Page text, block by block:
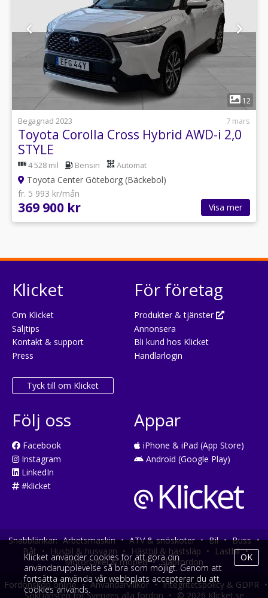
1
12
Begagnad 2023
7 mars
Toyota Corolla Cross Hybrid AWD-i 2,0
STYLE
4 528 mil Bensin Automat
Toyota Center Göteborg (Bäckebol)
fr. 5 993 kr/mån
369 900 kr Visa mer
Klicket
Om Klicket
Säljtips
Kontakt & support
Press
Tyck till om Klicket
För företag
Produkter & tjänster
Annonsera
Bli kund hos Klicket
Handlarlogin
Följ oss
Facebook
Instagram
LinkedIn
#klicket
Appar
iPhone & iPad (App Store)
Android (Google Play)
Snabblänkar: Arbetsmaskin • ATV & snöskoter • Bil • Buss •
Båt • Husbil & husvagn • Hästbil & hästsläp • Lastbil •
Motorcykel & moped • Släpfordon
Fordonsköp online • Användarvillkor • Integritetspolicy & GDPR •
Söktjänsten för Sveriges alla fordon • © 2026 Klicket.se
Klicket använder cookies för att göra din
användarupplevelse så bra som möjligt. Genom att
fortsätta använda vår webbplats accepterar du att
cookies används.
OK